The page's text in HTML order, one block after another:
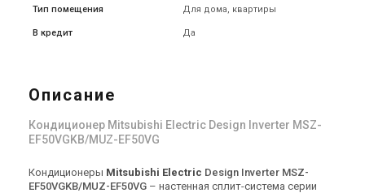
Тип помещения Для дома, квартиры
В кредит Да
Описание
Кондиционер Mitsubishi Electric Design Inverter MSZ-
EF50VGKB/MUZ-EF50VG
Кондиционеры Mitsubishi Electric Design Inverter MSZ-
EF50VGKB/MUZ-EF50VG – настенная сплит-система серии